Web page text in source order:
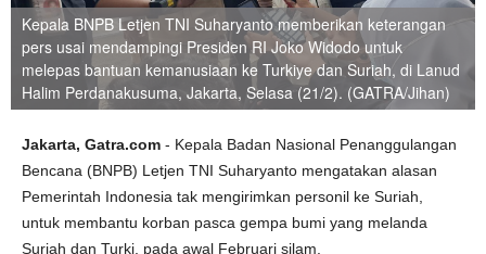
Kepala BNPB Letjen TNI Suharyanto memberikan keterangan
pers usai mendampingi Presiden RI Joko Widodo untuk
melepas bantuan kemanusiaan ke Turkiye dan Suriah, di Lanud
Halim Perdanakusuma, Jakarta, Selasa (21/2). (GATRA/Jihan)
Jakarta, Gatra.com - Kepala Badan Nasional Penanggulangan
Bencana (BNPB) Letjen TNI Suharyanto mengatakan alasan
Pemerintah Indonesia tak mengirimkan personil ke Suriah,
untuk membantu korban pasca gempa bumi yang melanda
Suriah dan Turki, pada awal Februari silam.